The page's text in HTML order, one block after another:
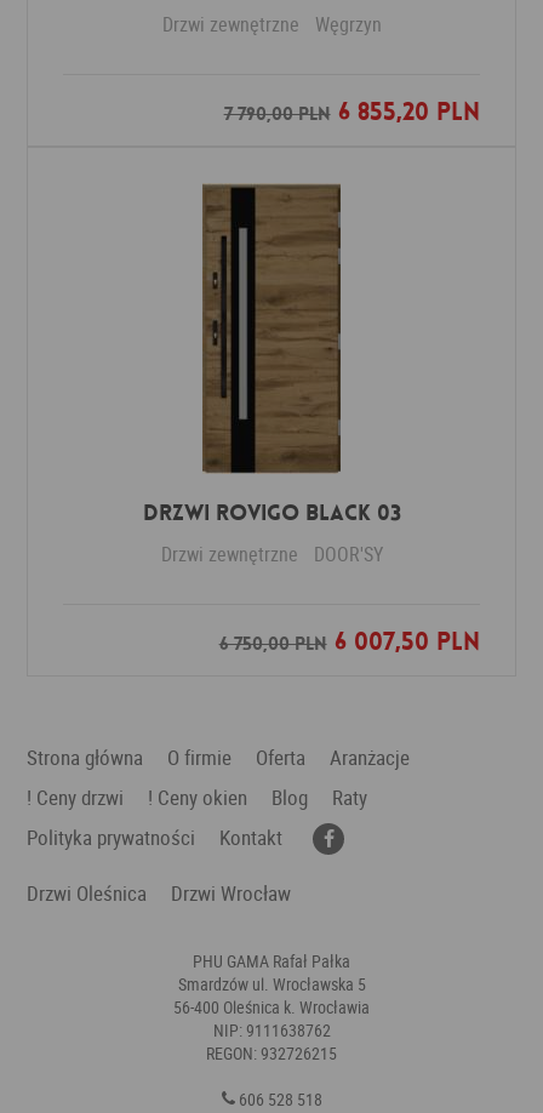
Drzwi zewnętrzne Węgrzyn
7 790,00 PLN6 855,20 PLN
Dodaj do ulubionych
DRZWI ROVIGO BLACK 03
Drzwi zewnętrzne DOOR'SY
6 750,00 PLN6 007,50 PLN
Dodaj do ulubionych
Strona główna O firmie Oferta
Aranżacje
! Ceny drzwi
! Ceny okien Blog
Raty
Polityka prywatności
Kontakt
Drzwi Oleśnica
Drzwi Wrocław
PHU GAMA Rafał Pałka
Smardzów ul. Wrocławska 5
56-400 Oleśnica k. Wrocławia
NIP: 9111638762
REGON: 932726215
606 528 518